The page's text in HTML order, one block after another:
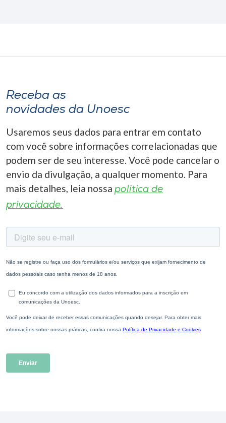
Receba as
novidades da Unoesc
Usaremos seus dados para entrar em contato
com você sobre informações correlacionadas que
podem ser de seu interesse. Você pode cancelar o
envio da divulgação, a qualquer momento. Para
mais detalhes, leia nossa política de
privacidade.